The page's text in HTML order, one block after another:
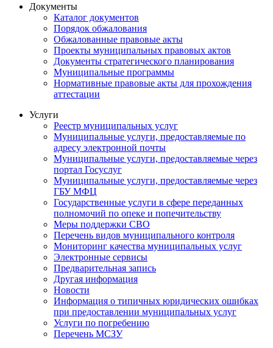
Документы
Каталог документов
Порядок обжалования
Обжалованные правовые акты
Проекты муниципальных правовых актов
Документы стратегического планирования
Муниципальные программы
Нормативные правовые акты для прохождения
аттестации
Услуги
Реестр муниципальных услуг
Муниципальные услуги, предоставляемые по
адресу электронной почты
Муниципальные услуги, предоставляемые через
портал Госуслуг
Муниципальные услуги, предоставляемые через
ГБУ МФЦ
Государственные услуги в сфере переданных
полномочий по опеке и попечительству
Меры поддержки СВО
Перечень видов муниципального контроля
Мониторинг качества муниципальных услуг
Электронные сервисы
Предварительная запись
Другая информация
Новости
Информация о типичных юридических ошибках
при предоставлении муниципальных услуг
Услуги по погребению
Перечень МСЗУ